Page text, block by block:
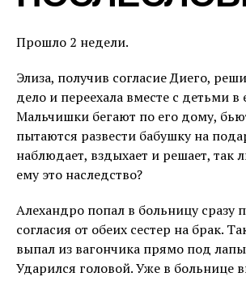
Прошло 2 недели.
Элиза, получив согласие Диего,
дело и переехала вместе с детьми в
Мальчишки бегают по его дому,
пытаются развести бабушку на
наблюдает, вздыхает и решает, так
ему это наследство?
Алехандро попал в больницу сразу
согласия от обеих сестер на брак.
выпал из вагончика прямо под
Ударился головой. Уже в больнице